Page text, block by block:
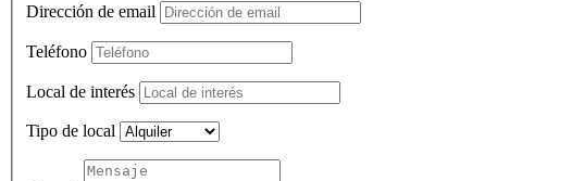
Dirección de email
Teléfono
Local de interés
Tipo de local